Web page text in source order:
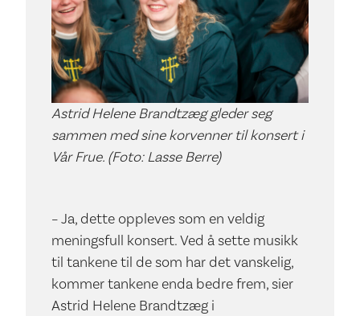
Astrid Helene Brandtzæg gleder seg
sammen med sine korvenner til konsert i
Vår Frue. (Foto: Lasse Berre)
– Ja, dette oppleves som en veldig
meningsfull konsert. Ved å sette musikk
til tankene til de som har det vanskelig,
kommer tankene enda bedre frem, sier
Astrid Helene Brandtzæg i